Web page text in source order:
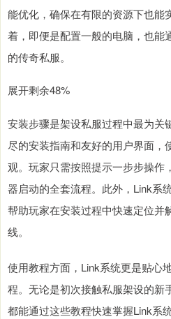
能优化，确保在有限的资源下也能
着，即便是配置一般的电脑，也能
的传奇私服。
展开剩余48%
安装步骤是架设私服过程中最为关
尽的安装指南和友好的用户界面，
观。玩家只需按照提示一步步操作
器启动的全套流程。此外，Link系
帮助玩家在安装过程中快速定位并
线。
使用教程方面，Link系统更是贴心
程。无论是初次接触私服架设的新
都能通过这些教程快速掌握Link系